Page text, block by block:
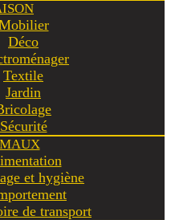
Déco
Textile
Jardin
Sécurité
et hygiène
de transport